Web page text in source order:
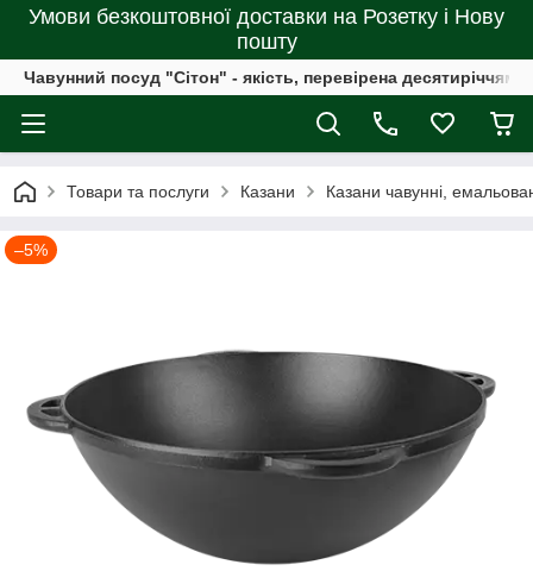
Умови безкоштовної доставки на Розетку і Нову
пошту
Чавунний посуд "Сітон" - якість, перевірена десятиріччями
Товари та послуги Казани Казани чавунні,
–5%